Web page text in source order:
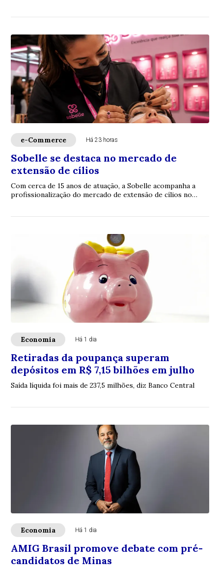
e-Commerce Há 23 horas
Sobelle se destaca no mercado de
extensão de cílios
Com cerca de 15 anos de atuação, a Sobelle acompanha a
profissionalização do mercado de extensão de cílios no
Economia Há 1 dia
Retiradas da poupança superam
depósitos em R$ 7,15 bilhões em julho
Saída líquida foi mais de 237,5 milhões, diz Banco Central
Economia Há 1 dia
AMIG Brasil promove debate com pré-
candidatos de Minas